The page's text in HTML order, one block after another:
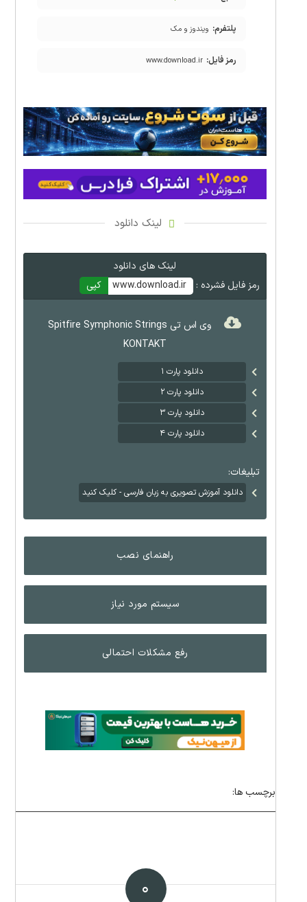
پلتفرم: ویندوز و مک
رمز فایل: www.download.ir
لینک دانلود
لینک های دانلود
رمز فایل فشرده :
www.download.ir کپی
وی اس تی Spitfire Symphonic Strings
KONTAKT
دانلود پارت ۱
دانلود پارت ۲
دانلود پارت ۳
دانلود پارت ۴
تبلیغات:
دانلود آموزش تصویری به زبان فارسی - کلیک کنید
راهنمای نصب
سیستم مورد نیاز
رفع مشکلات احتمالی
برچسب ها:
۰